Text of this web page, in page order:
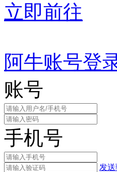
立即前往
阿牛账号登
账号
手机号
发